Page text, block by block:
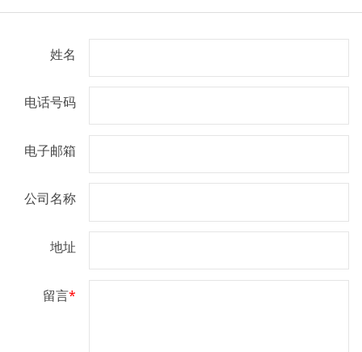
姓名
电话号码
电子邮箱
公司名称
地址
留言*